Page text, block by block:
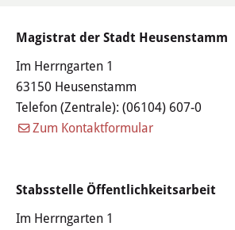
Magistrat der Stadt Heusenstamm
Im Herrngarten 1
63150 Heusenstamm
Telefon (Zentrale): (06104) 607-0
Zum Kontaktformular
Stabsstelle Öffentlichkeitsarbeit
Im Herrngarten 1
Frauenbüro
Senioren
Leon-Hilfe-Inseln
Besondere Lebenslagen